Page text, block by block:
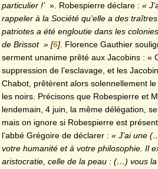
particulier !’ ». Robespierre déclare : «
rappeler à la Société qu’elle a des
patriotes a été engloutie dans les
de Brissot » [6]. Florence Gauthier
serment unanime prêté aux Jacobins : «
suppression de l’esclavage, et les
Chabot, prêtèrent alors solennellement
les noirs. Précisons que Robespierre et
lendemain, 4 juin, la même délégation,
mais on ignore si Robespierre est
l’abbé Grégoire de déclarer : « J’ai une
votre humanité et à votre philosophie. Il
aristocratie, celle de la peau : (…) vous